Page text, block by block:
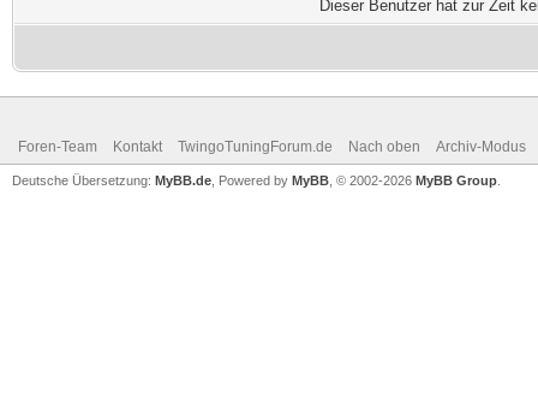
Dieser Benutzer hat zur Zeit
Foren-Team Kontakt TwingoTuningForum.de Nach oben Archiv-Modus
Deutsche Übersetzung: MyBB.de , Powered by MyBB , © 2002-2026 MyBB Group